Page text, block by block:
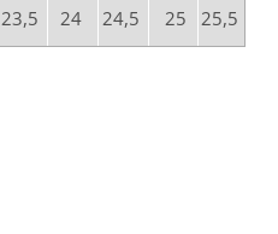
23,5 24 24,5 25 25,5